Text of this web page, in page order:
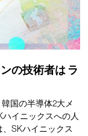
の技術者は ラ
国の半導体2大メ
ハイニックスへの人
SKハイニックス